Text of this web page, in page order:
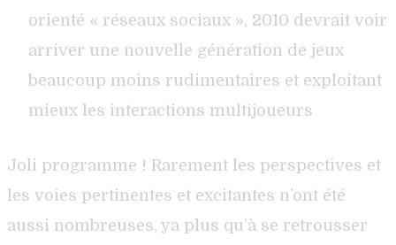
orienté « réseaux sociaux », 2010 devrait voir
arriver une nouvelle génération de jeux
beaucoup moins rudimentaires et exploitant
mieux les interactions multijoueurs
Joli programme ! Rarement les perspectives et
les voies pertinentes et excitantes n’ont été
aussi nombreuses, ya plus qu’à se retrousser